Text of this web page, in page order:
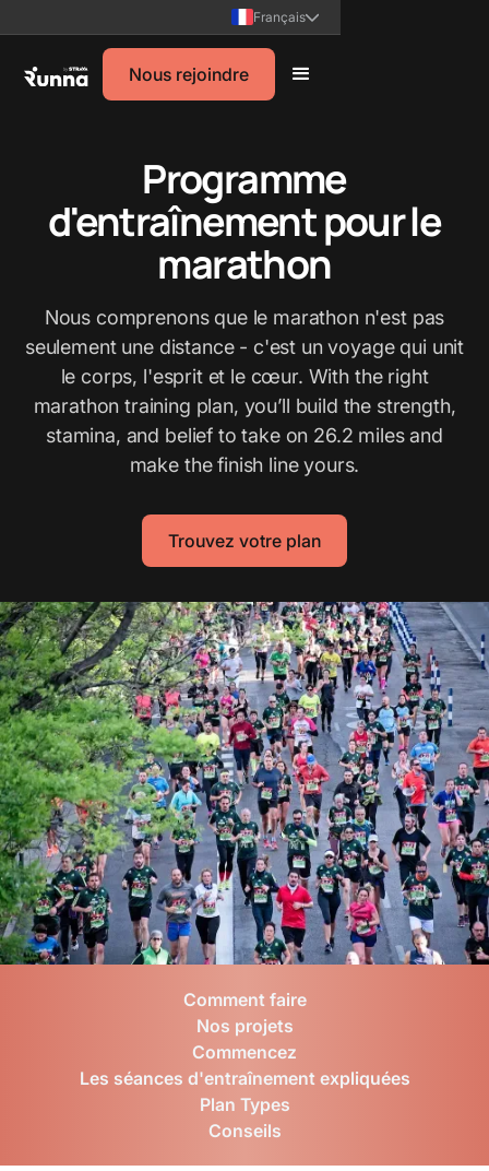
Français
Nous rejoindre
Programme
d'entraînement pour le
marathon
Nous comprenons que le marathon n'est pas
seulement une distance - c'est un voyage qui unit
le corps, l'esprit et le cœur. With the right
marathon training plan, you’ll build the strength,
stamina, and belief to take on 26.2 miles and
make the finish line yours.
Trouvez votre plan
Comment faire
Nos projets
Commencez
Les séances d'entraînement expliquées
Plan Types
Conseils